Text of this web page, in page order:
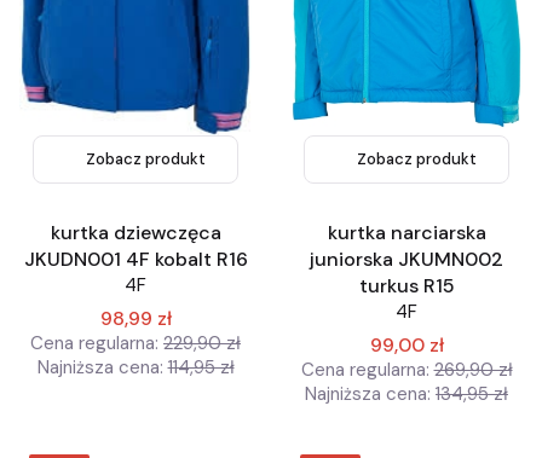
Zobacz produkt
kurtka dziewczęca
JKUDN001 4F kobalt R16
4F
98,99 zł
Cena regularna: 229,90 zł
Najniższa cena: 114,95 zł
Zobacz produkt
kurtka narciarska
juniorska JKUMN002
turkus R15
4F
99,00 zł
Cena regularna: 269,90 zł
Najniższa cena: 134,95 zł